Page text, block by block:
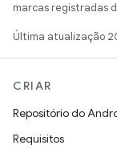
marcas registradas
Última atualização
CRIAR
Repositório do
Requisitos